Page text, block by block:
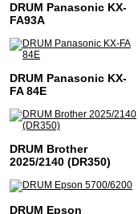
DRUM Panasonic KX-
FA93A
DRUM Panasonic KX-
FA 84E
DRUM Brother
2025/2140 (DR350)
DRUM Epson